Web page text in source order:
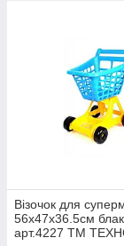
Візочок для
56х47х36.5см
арт.4227 ТМ